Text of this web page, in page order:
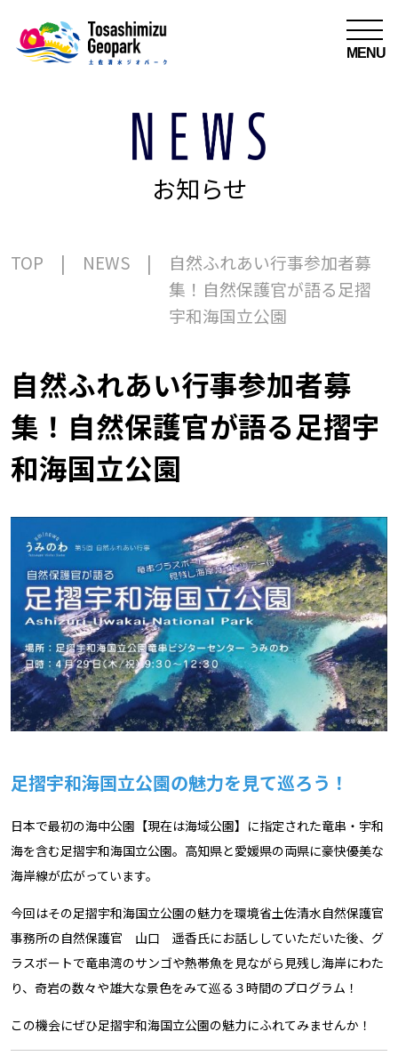
MENU
お知らせ
TOP NEWS
自然ふれあい行事参加者募
集！自然保護官が語る足摺
宇和海国立公園
自然ふれあい行事参加者募
集！自然保護官が語る足摺宇
和海国立公園
足摺宇和海国立公園の魅力を見て巡ろう！
日本で最初の海中公園【現在は海域公園】に指定された竜串・宇和
海を含む足摺宇和海国立公園。高知県と愛媛県の両県に豪快優美な
海岸線が広がっています。
今回はその足摺宇和海国立公園の魅力を環境省土佐清水自然保護官
事務所の自然保護官 山口 遥香氏にお話ししていただいた後、グ
ラスボートで竜串湾のサンゴや熱帯魚を見ながら見残し海岸にわた
り、奇岩の数々や雄大な景色をみて巡る３時間のプログラム！
この機会にぜひ足摺宇和海国立公園の魅力にふれてみませんか！